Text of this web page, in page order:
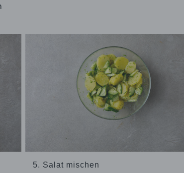
5. Salat mischen